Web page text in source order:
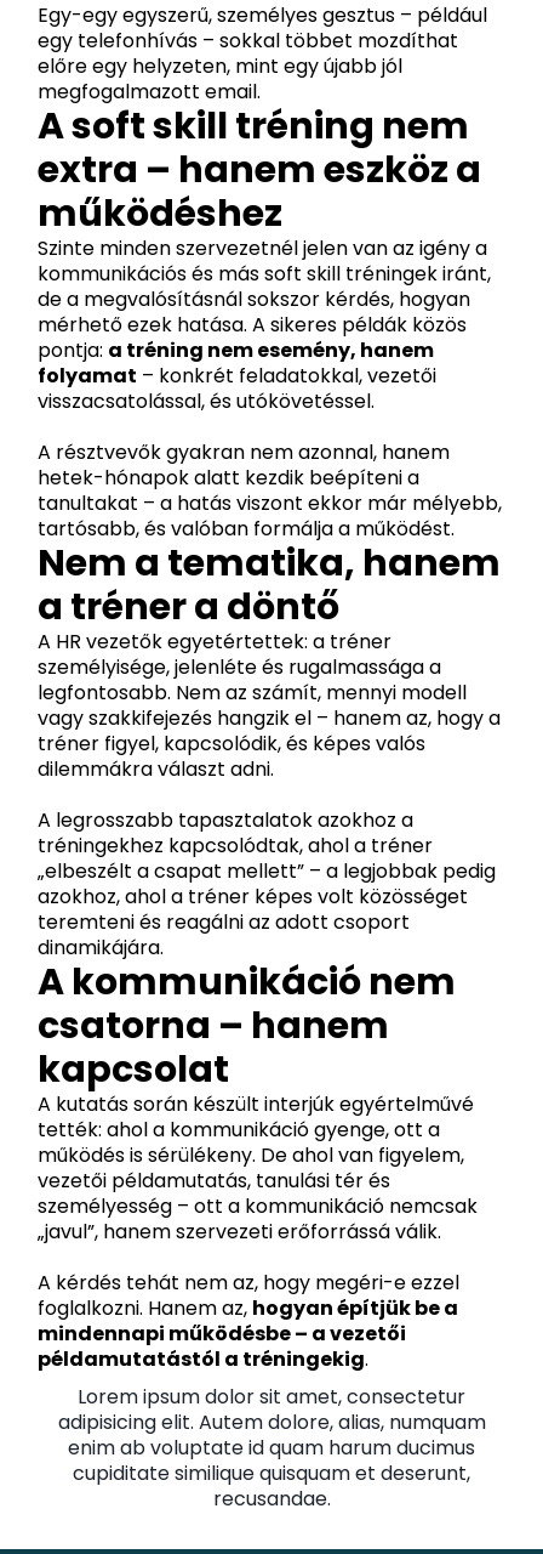
Egy-egy egyszerű, személyes gesztus – például
egy telefonhívás – sokkal többet mozdíthat
előre egy helyzeten, mint egy újabb jól
megfogalmazott email.
A soft skill tréning nem
extra – hanem eszköz a
működéshez
Szinte minden szervezetnél jelen van az igény a
kommunikációs és más soft skill tréningek iránt,
de a megvalósításnál sokszor kérdés, hogyan
mérhető ezek hatása. A sikeres példák közös
pontja: a tréning nem esemény, hanem
folyamat – konkrét feladatokkal, vezetői
visszacsatolással, és utókövetéssel.
A résztvevők gyakran nem azonnal, hanem
hetek-hónapok alatt kezdik beépíteni a
tanultakat – a hatás viszont ekkor már mélyebb,
tartósabb, és valóban formálja a működést.
Nem a tematika, hanem
a tréner a döntő
A HR vezetők egyetértettek: a tréner
személyisége, jelenléte és rugalmassága a
legfontosabb. Nem az számít, mennyi modell
vagy szakkifejezés hangzik el – hanem az, hogy a
tréner figyel, kapcsolódik, és képes valós
dilemmákra választ adni.
A legrosszabb tapasztalatok azokhoz a
tréningekhez kapcsolódtak, ahol a tréner
„elbeszélt a csapat mellett” – a legjobbak pedig
azokhoz, ahol a tréner képes volt közösséget
teremteni és reagálni az adott csoport
dinamikájára.
A kommunikáció nem
csatorna – hanem
kapcsolat
A kutatás során készült interjúk egyértelművé
tették: ahol a kommunikáció gyenge, ott a
működés is sérülékeny. De ahol van figyelem,
vezetői példamutatás, tanulási tér és
személyesség – ott a kommunikáció nemcsak
„javul”, hanem szervezeti erőforrássá válik.
A kérdés tehát nem az, hogy megéri-e ezzel
foglalkozni. Hanem az, hogyan építjük be a
mindennapi működésbe – a vezetői
példamutatástól a tréningekig.
Lorem ipsum dolor sit amet, consectetur
adipisicing elit. Autem dolore, alias, numquam
enim ab voluptate id quam harum ducimus
cupiditate similique quisquam et deserunt,
recusandae.